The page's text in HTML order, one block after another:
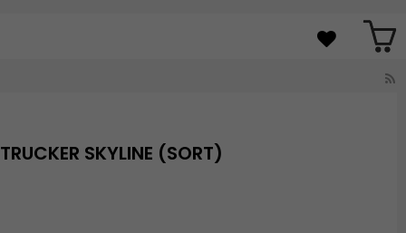
SKYLINE (SORT)